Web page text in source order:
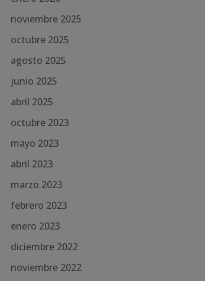
noviembre 2025
octubre 2025
agosto 2025
junio 2025
abril 2025
octubre 2023
mayo 2023
abril 2023
marzo 2023
febrero 2023
enero 2023
diciembre 2022
noviembre 2022